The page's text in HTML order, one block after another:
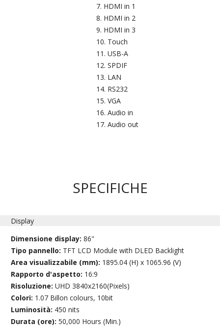
HDMI in 1
HDMI in 2
HDMI in 3
Touch​
USB-A​
SPDIF
LAN
RS232​
VGA
Audio in​
Audio out
SPECIFICHE
Display
Dimensione display:86"
Tipo pannello: TFT LCD Module with DLED Backlight
Area visualizzabile (mm): 1895.04 (H) x 1065.96 (V)
Rapporto d'aspetto: 16:9
Risoluzione:UHD 3840x2160(Pixels)
Colori: 1.07 Billon colours, 10bit
Luminosità: 450 nits
Durata (ore):50,000 Hours (Min.)